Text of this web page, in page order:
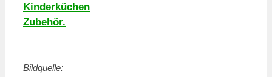
Kinderküchen
Zubehör.
Bildquelle: